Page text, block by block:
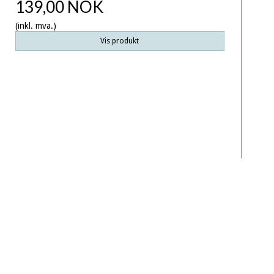
139,00 NOK
(inkl. mva.)
Vis produkt